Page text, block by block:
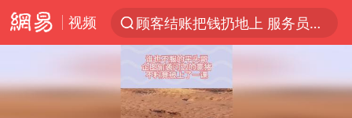
视频
顾客结账把钱扔地上 服务员霸气扔回
探寻“技能+”促就业创业新路
美国退回1000亿美元关税